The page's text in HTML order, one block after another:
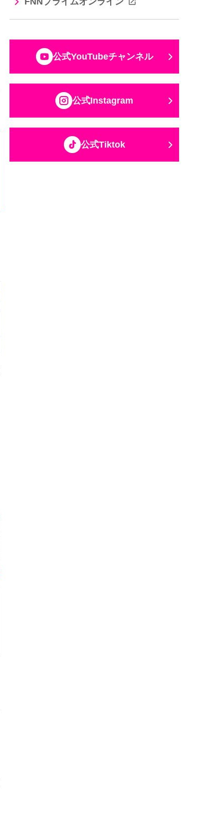
公式YouTubeチャンネル
公式Instagram
公式Tiktok